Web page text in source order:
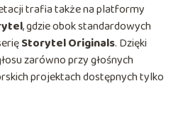
trafia także na platformy
, gdzie obok standardowych
Storytel Originals. Dzięki
zarówno przy głośnych
projektach dostępnych tylko